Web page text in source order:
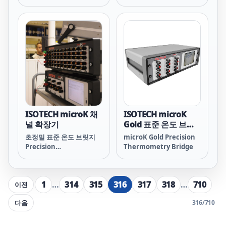
Handheld
Thermography Camera
M11 M11 HIKMICRO
HIKMICRO M11 M11 하
이크마이크로 하이크마이
크로 M11
Handheld
Thermography Camera
HIKMICRO M11W M11W
하이크마이크로 하이크마
이크로 M11W
ISOTECH microK 채
널 확장기
초정밀 표준 온도 브릿지
Precision
ISOTECH microK
Gold 표준 온도 브릿
지
microK Gold Precision
Thermometry Bridge
이전 1 … 314 315 316 317 318 … 710
다음 316/710